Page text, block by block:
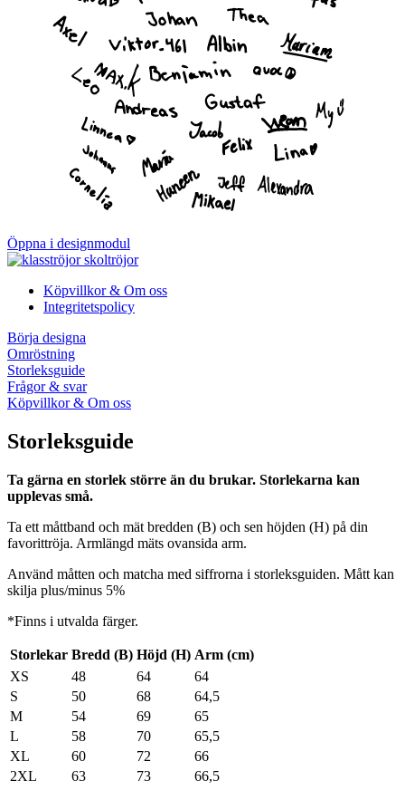
Öppna i designmodul
Köpvillkor & Om oss
Integritetspolicy
Börja designa
Omröstning
Storleksguide
Frågor & svar
Köpvillkor & Om oss
Storleksguide
Ta gärna en storlek större än du brukar. Storlekarna kan
upplevas små.
Ta ett måttband och mät bredden (B) och sen höjden (H) på din
favorittröja. Armlängd mäts ovansida arm.
Använd måtten och matcha med siffrorna i storleksguiden. Mått kan
skilja plus/minus 5%
*Finns i utvalda färger.
Storlekar Bredd (B) Höjd (H) Arm (cm)
XS
48 64
64
S
50 68
64,5
M
54 69
65
L
58 70
65,5
XL
60 72
66
2XL
63 73
66,5